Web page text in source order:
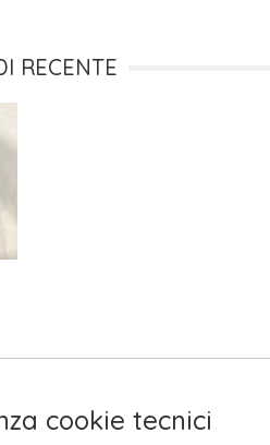
RECENTE
cookie tecnici